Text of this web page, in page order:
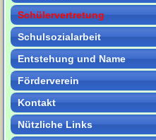
Schülervertretung
Schulsozialarbeit
Entstehung und Name
Förderverein
Kontakt
Nützliche Links